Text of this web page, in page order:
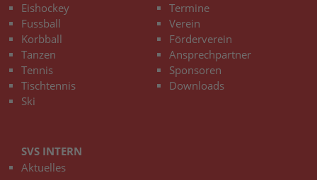
Eishockey
Fussball
Korbball
Tanzen
Tennis
Tischtennis
Ski
SVS INTERN
Aktuelles
Termine
Verein
Förderverein
Ansprechpartner
Sponsoren
Downloads